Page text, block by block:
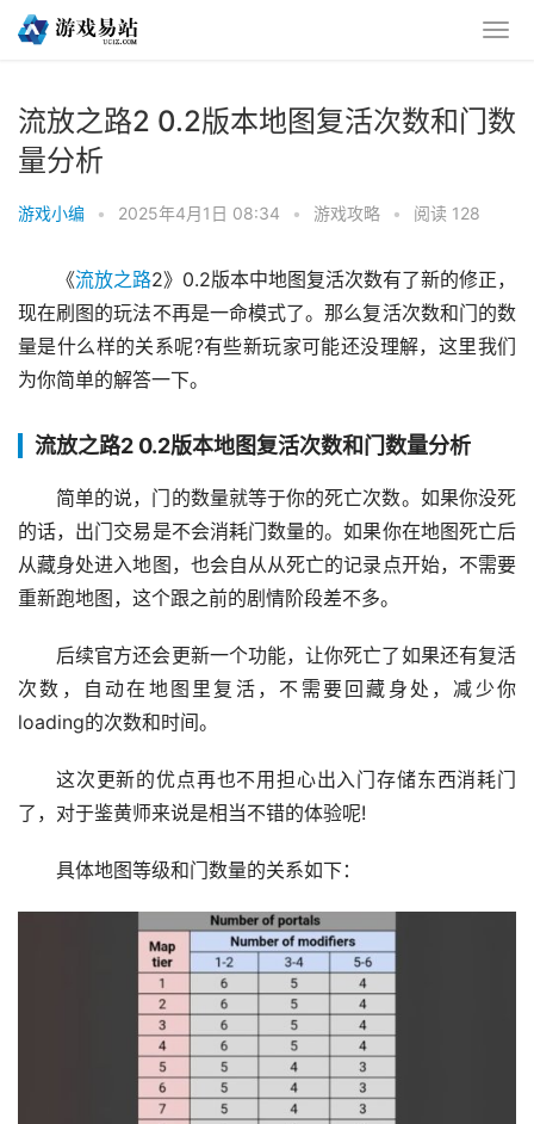
流放之路2 0.2版本地图复活次数和门数
量分析
游戏小编 • 2025年4月1日 08:34 • 游戏攻略 • 阅读 128
《流放之路2》0.2版本中地图复活次数有了新的修正，
现在刷图的玩法不再是一命模式了。那么复活次数和门的数
量是什么样的关系呢?有些新玩家可能还没理解，这里我们
为你简单的解答一下。
流放之路2 0.2版本地图复活次数和门数量分析
简单的说，门的数量就等于你的死亡次数。如果你没死
的话，出门交易是不会消耗门数量的。如果你在地图死亡后
从藏身处进入地图，也会自从从死亡的记录点开始，不需要
重新跑地图，这个跟之前的剧情阶段差不多。
后续官方还会更新一个功能，让你死亡了如果还有复活
次数，自动在地图里复活，不需要回藏身处，减少你
loading的次数和时间。
这次更新的优点再也不用担心出入门存储东西消耗门
了，对于鉴黄师来说是相当不错的体验呢!
具体地图等级和门数量的关系如下：